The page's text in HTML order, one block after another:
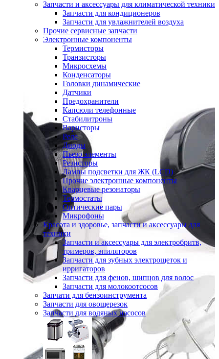
Запчасти и аксессуары для климатической техники
Запчасти для кондиционеров
Запчасти для увлажнителей воздуха
Прочие сервисные запчасти
Электронные компоненты
Термисторы
Транзисторы
Микросхемы
Конденсаторы
Головки динамические
Датчики
Предохранители
Капсюли телефонные
Стабилитроны
Варисторы
Реле
Диоды
Пьезо элементы
Резисторы
Лампы подсветки для ЖК (LCD)
Прочие электронные компоненты
Кварцевые резонаторы
Термостаты
Оптические пары
Микрофоны
Красота и здоровье, запчасти и аксессуары для
техники
Запчасти и аксессуары для электробритв,
тримеров, эпиляторов
Запчасти для зубных электрощеток и
ирригаторов
Запчасти для фенов, щипцов для волос
Запчасти для молокоотсосов
Запчати для бензоинструмента
Запчасти для овощерезок
Запчасти для водяных насосов